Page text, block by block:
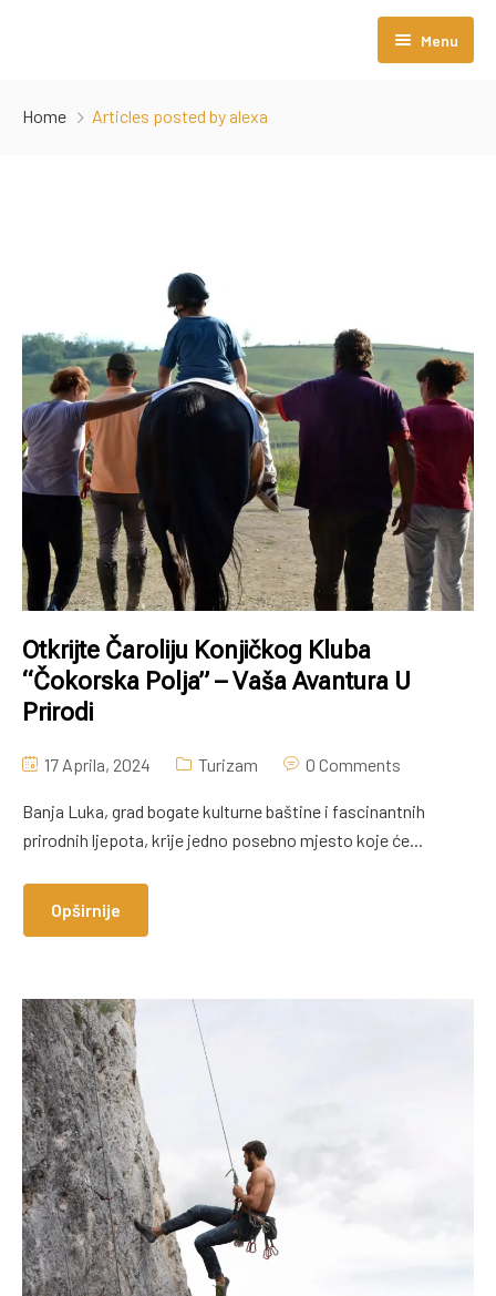
Menu
Kako do nas?
Home Articles posted by alexa
Otkrijte Čaroliju Konjičkog Kluba
“Čokorska Polja” – Vaša Avantura U
Prirodi
17 Aprila, 2024 Turizam 0 Comments
Banja Luka, grad bogate kulturne baštine i fascinantnih
prirodnih ljepota, krije jedno posebno mjesto koje će...
Opširnije